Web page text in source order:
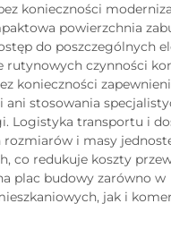
konieczności
powierzchnia
do poszczególnych
rutynowych czynności
konieczności
ani stosowania
Logistyka transportu i
i masy
co redukuje koszty
plac budowy zarówno w
jak i